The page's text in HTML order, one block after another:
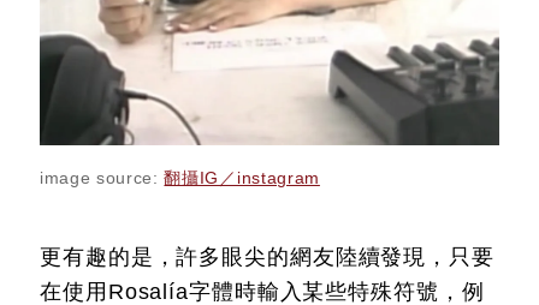
image source:翻攝IG／instagram
更有趣的是，許多眼尖的網友陸續發現，只要
在使用Rosalía字體時輸入某些特殊符號，例